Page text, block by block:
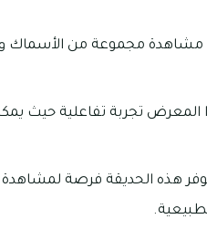
مجموعة من الأسماك
المعرض تجربة تفاعلية حيث
هذه الحديقة فرصة لمشاهدة